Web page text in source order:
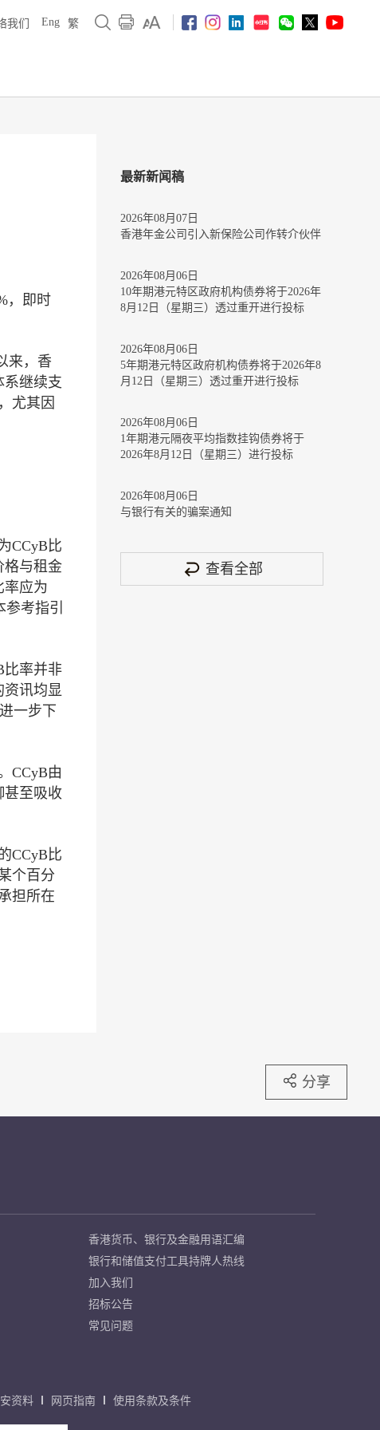
我们 Eng 繁
，即时
来，香
系继续支
尤其因
CCyB比
格与租金
率应为
考指引
比率并非
讯均显
一步下
CCyB由
甚至吸收
CCyB比
个百分
担所在
最新新闻稿
2026年08月07日
香港年金公司引入新保险公司作转介伙伴
2026年08月06日
10年期港元特区政府机构债券将于2026年
8月12日（星期三）透过重开进行投标
2026年08月06日
5年期港元特区政府机构债券将于2026年8
月12日（星期三）透过重开进行投标
2026年08月06日
1年期港元隔夜平均指数挂钩债券将于
2026年8月12日（星期三）进行投标
2026年08月06日
与银行有关的骗案通知
查看全部
分享
香港货币、银行及金融用语汇编
银行和储值支付工具持牌人热线
加入我们
招标公告
常见问题
资料 网页指南 使用条款及条件